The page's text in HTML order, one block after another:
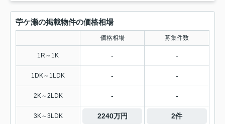
苧ケ瀬の掲載物件の価格相場
価格相場 募集件数
1R～1K - -
1DK～1LDK - -
2K～2LDK - -
3K～3LDK 2240万円 2件